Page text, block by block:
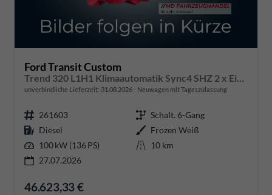
Ford Transit Custom
Trend 320 L1H1 Klimaautomatik Sync4 SHZ 2 x Einparkhilfe Kamera 5JG
unverbindliche Lieferzeit: 31.08.2026 Neuwagen mit Tageszulassung
261603
Schalt. 6-Gang
Diesel
Frozen Weiß
100 kW (136 PS)
10 km
27.07.2026
46.623,33 €